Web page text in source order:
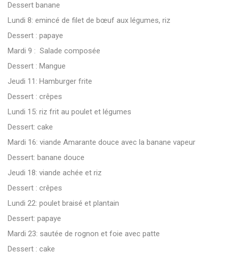
Dessert banane
Lundi 8: emincé de filet de bœuf aux légumes, riz
Dessert : papaye
Mardi 9 : Salade composée
Dessert : Mangue
Jeudi 11: Hamburger frite
Dessert : crêpes
Lundi 15: riz frit au poulet et légumes
Dessert: cake
Mardi 16: viande Amarante douce avec la banane vapeur
Dessert: banane douce
Jeudi 18: viande achée et riz
Dessert : crêpes
Lundi 22: poulet braisé et plantain
Dessert: papaye
Mardi 23: sautée de rognon et foie avec patte
Dessert : cake